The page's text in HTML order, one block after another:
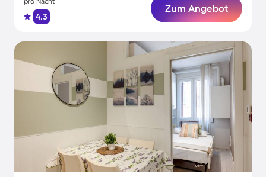
4.3
Zum Angebot